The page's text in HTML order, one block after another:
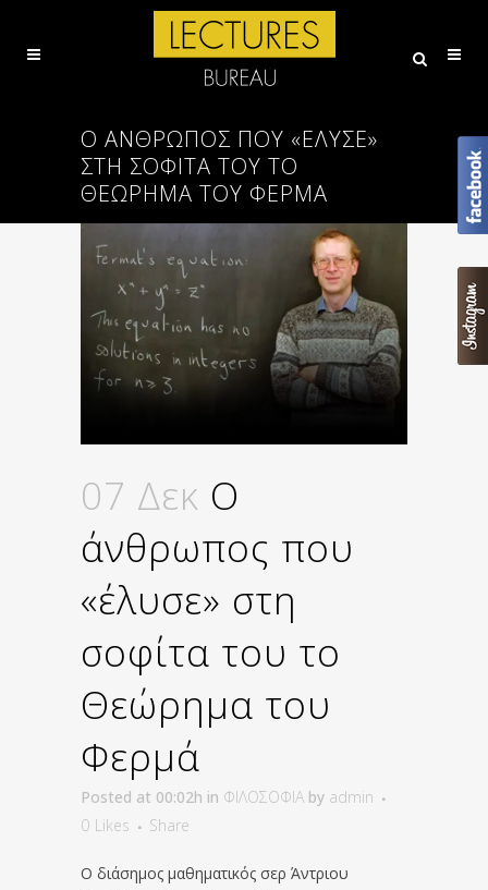
Ο ΆΝΘΡΩΠΟΣ ΠΟΥ «ΈΛΥΣΕ»
ΣΤΗ ΣΟΦΊΤΑ ΤΟΥ ΤΟ
ΘΕΏΡΗΜΑ ΤΟΥ ΦΕΡΜΆ
07 Δεκ Ο
άνθρωπος που
«έλυσε» στη
σοφίτα του το
Θεώρημα του
Φερμά
Posted at 00:02h in ΦΙΛΟΣΟΦΙΑ by admin
0 Likes Share
Ο διάσημος μαθηματικός σερ Άντριου